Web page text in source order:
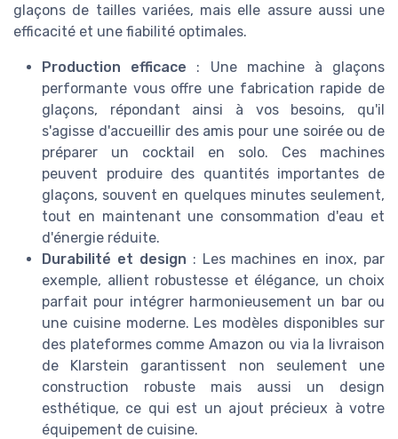
glaçons de tailles variées, mais elle assure aussi une
efficacité et une fiabilité optimales.
Production efficace : Une machine à glaçons
performante vous offre une fabrication rapide de
glaçons, répondant ainsi à vos besoins, qu'il
s'agisse d'accueillir des amis pour une soirée ou de
préparer un cocktail en solo. Ces machines
peuvent produire des quantités importantes de
glaçons, souvent en quelques minutes seulement,
tout en maintenant une consommation d'eau et
d'énergie réduite.
Durabilité et design : Les machines en inox, par
exemple, allient robustesse et élégance, un choix
parfait pour intégrer harmonieusement un bar ou
une cuisine moderne. Les modèles disponibles sur
des plateformes comme Amazon ou via la livraison
de Klarstein garantissent non seulement une
construction robuste mais aussi un design
esthétique, ce qui est un ajout précieux à votre
équipement de cuisine.